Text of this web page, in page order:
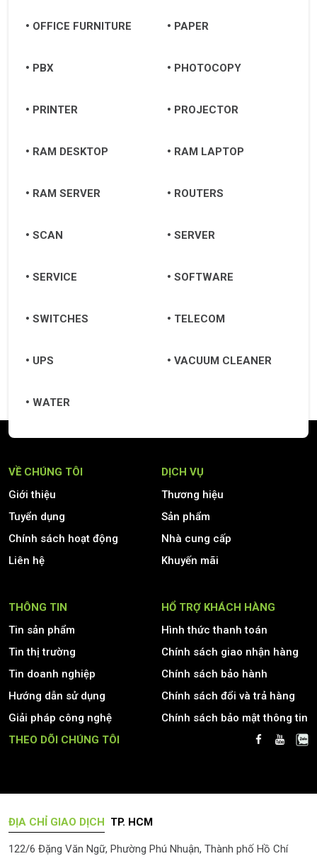
OFFICE FURNITURE PAPER
PBX PHOTOCOPY
PRINTER PROJECTOR
RAM DESKTOP RAM LAPTOP
RAM SERVER ROUTERS
SCAN SERVER
SERVICE SOFTWARE
SWITCHES TELECOM
UPS VACUUM CLEANER
WATER
VỀ CHÚNG TÔI
Giới thiệu
Tuyển dụng
Chính sách hoạt động
Liên hệ
DỊCH VỤ
Thương hiệu
Sản phẩm
Nhà cung cấp
Khuyến mãi
THÔNG TIN
Tin sản phẩm
Tin thị trường
Tin doanh nghiệp
Hướng dẫn sử dụng
Giải pháp công nghệ
HỔ TRỢ KHÁCH HÀNG
Hình thức thanh toán
Chính sách giao nhận hàng
Chính sách bảo hành
Chính sách đổi và trả hàng
Chính sách bảo mật thông tin
THEO DÕI CHÚNG TÔI
ĐỊA CHỈ GIAO DỊCH TP. HCM
122/6 Đặng Văn Ngữ, Phường Phú Nhuận, Thành phố Hồ Chí